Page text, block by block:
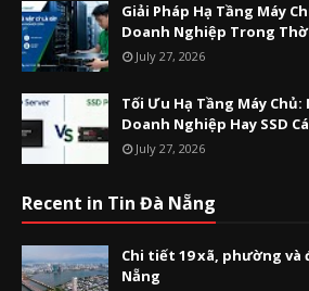
Giải Pháp Hạ Tầng Máy
Doanh Nghiệp Trong
July 27, 2026
Tối Ưu Hạ Tầng Máy Chủ:
Doanh Nghiệp Hay SSD
July 27, 2026
Recent in Tin Đà Nẵng
Chi tiết 19 xã, phường và
Nẵng